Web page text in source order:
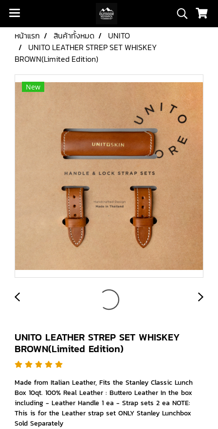
หน้าแรก สินค้าทั้งหมด
UNITO
UNITO LEATHER STREP SET WHISKEY
BROWN(Limited Edition)
New
UNITO LEATHER STREP SET WHISKEY
BROWN(Limited Edition)
Made from Italian Leather, Fits the Stanley Classic Lunch
Box 10qt. 100% Real Leather : Buttero Leather In the box
including - Leather Handle 1 ea - Strap sets 2 ea NOTE:
This is for the Leather strap set ONLY Stanley Lunchbox
Sold Separately